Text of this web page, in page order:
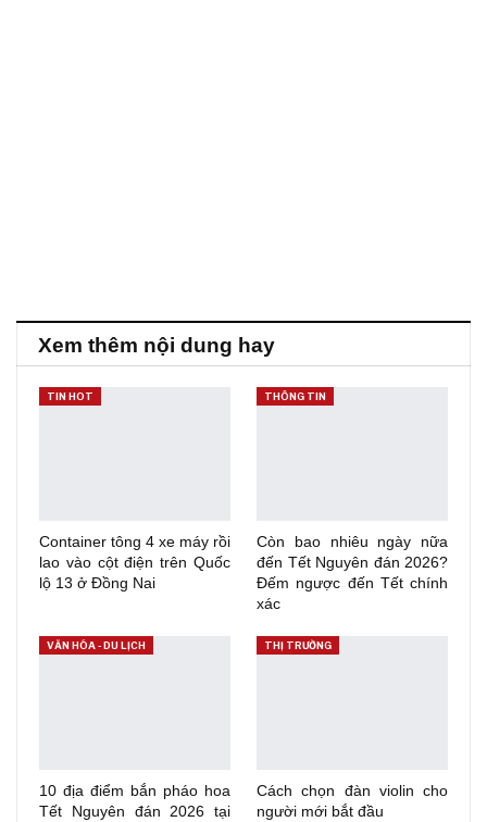
Xem thêm nội dung hay
TIN HOT
Container tông 4 xe máy rồi
lao vào cột điện trên Quốc
lộ 13 ở Đồng Nai
THÔNG TIN
Còn bao nhiêu ngày nữa
đến Tết Nguyên đán 2026?
Đếm ngược đến Tết chính
xác
VĂN HÓA - DU LỊCH
10 địa điểm bắn pháo hoa
Tết Nguyên đán 2026 tại
THỊ TRƯỜNG
Cách chọn đàn violin cho
người mới bắt đầu